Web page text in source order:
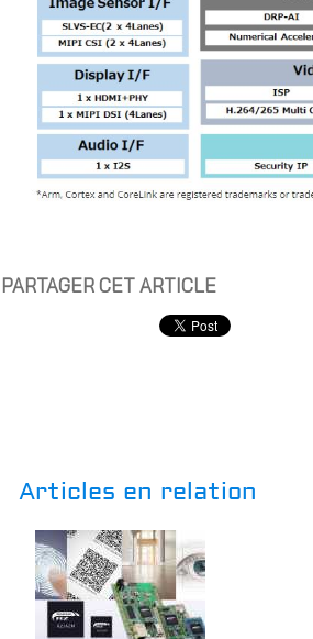
PARTAGER CET ARTICLE
Articles en relation